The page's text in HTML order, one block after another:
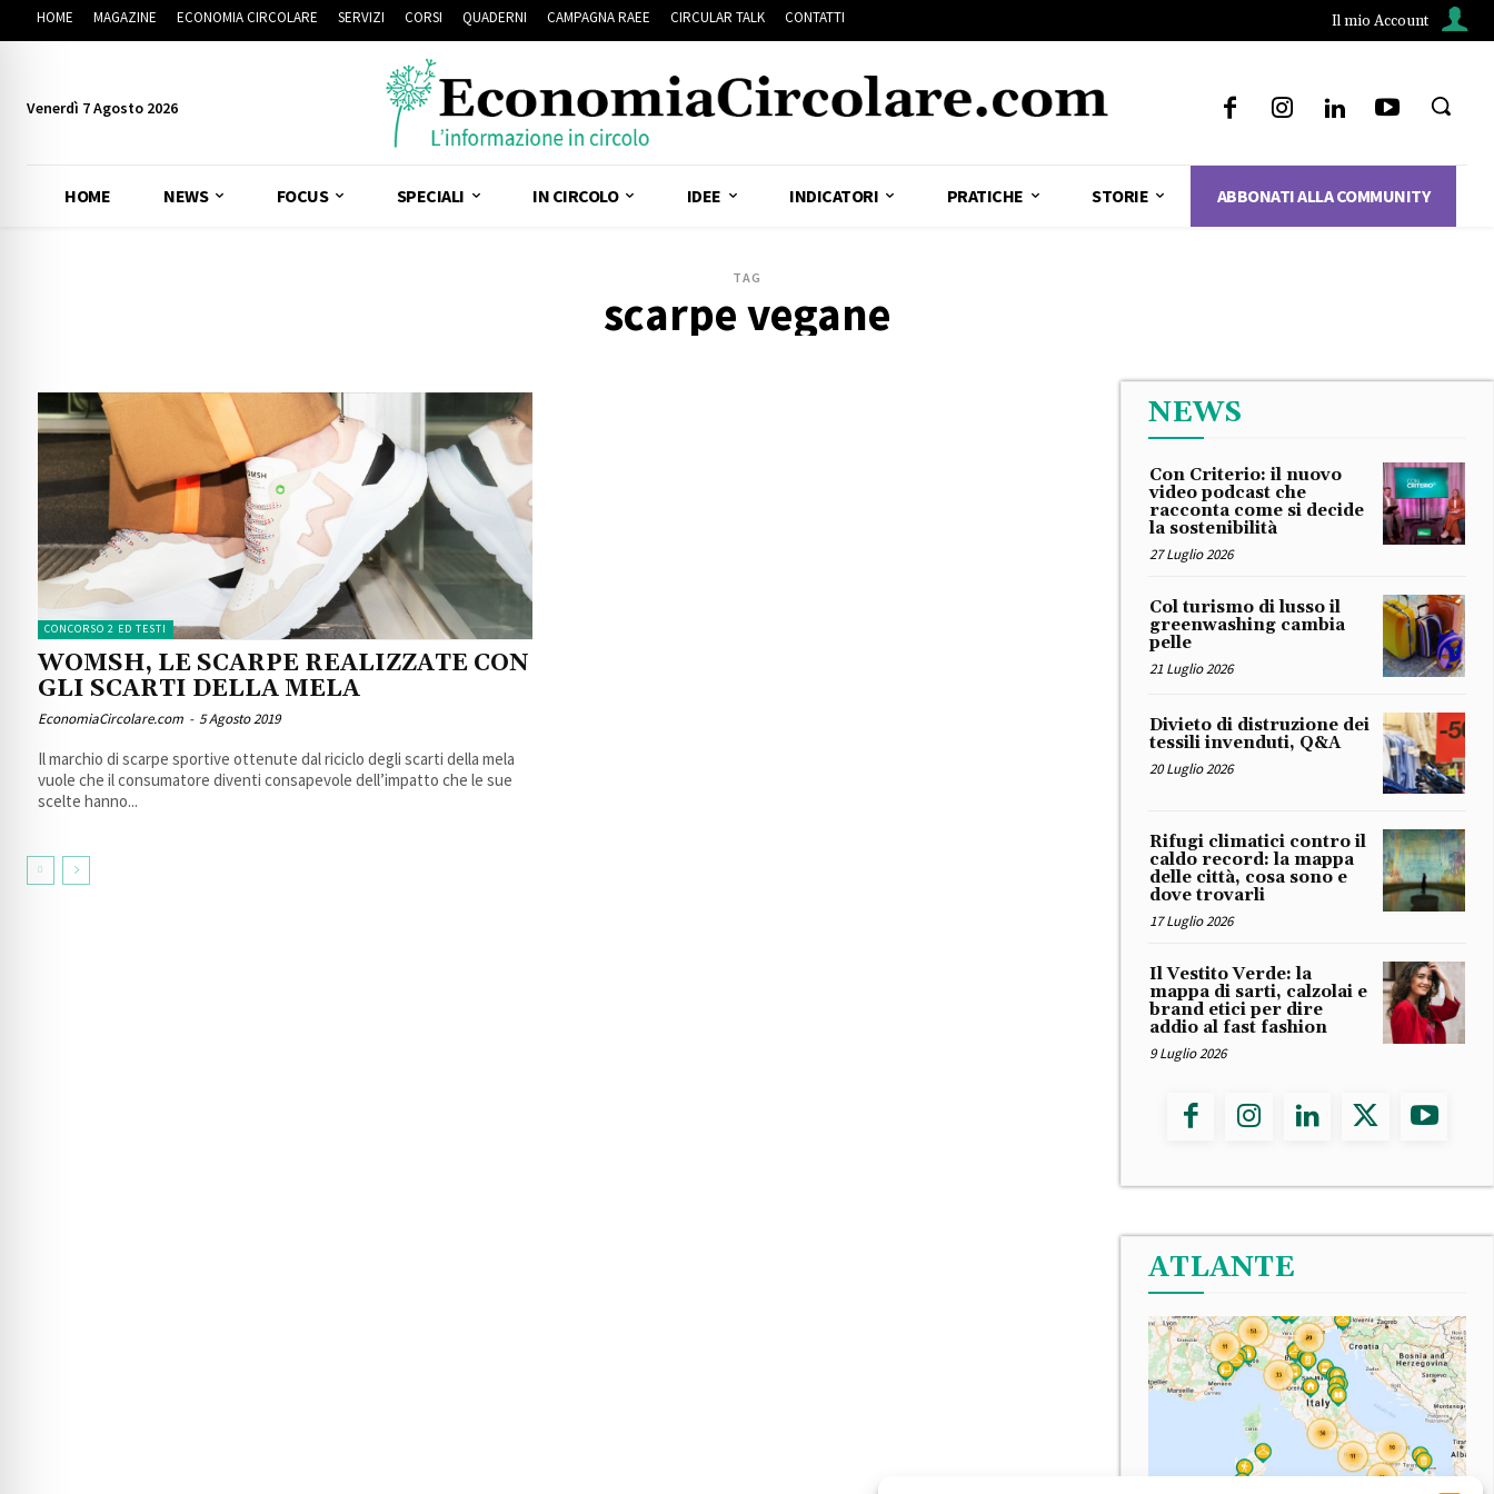
HOME MAGAZINE ECONOMIA CIRCOLARE SERVIZI CORSI QUADERNI CAMPAGNA RAEE CIRCULAR TALK CONTATTI Il mio Account
Venerdì 7 Agosto 2026
HOME NEWS FOCUS SPECIALI IN CIRCOLO IDEE INDICATORI PRATICHE STORIE ABBONATI ALLA COMMUNITY
TAG
scarpe vegane
CONCORSO 2 ED TESTI
WOMSH, LE SCARPE REALIZZATE CON
GLI SCARTI DELLA MELA
EconomiaCircolare.com - 5 Agosto 2019
Il marchio di scarpe sportive ottenute dal riciclo degli scarti della mela
vuole che il consumatore diventi consapevole dell’impatto che le sue
scelte hanno...
NEWS
Con Criterio: il nuovo
video podcast che
racconta come si decide
la sostenibilità
27 Luglio 2026
Col turismo di lusso il
greenwashing cambia
pelle
21 Luglio 2026
Divieto di distruzione dei
tessili invenduti, Q&A
20 Luglio 2026
Rifugi climatici contro il
caldo record: la mappa
delle città, cosa sono e
dove trovarli
17 Luglio 2026
Il Vestito Verde: la
mappa di sarti, calzolai e
brand etici per dire
addio al fast fashion
9 Luglio 2026
ATLANTE